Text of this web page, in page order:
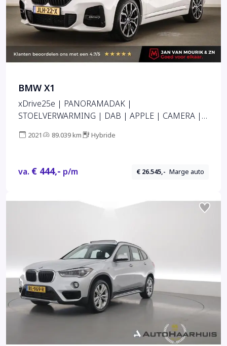
BMW X1
xDrive25e | PANORAMADAK |
STOELVERWARMING | DAB | APPLE | CAMERA |
2021 89.039 km Hybride
va. € 444,- p/m € 26.545,- Marge auto